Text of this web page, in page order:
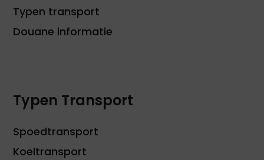
Typen transport
Douane informatie
Typen Transport
Spoedtransport
Koeltransport